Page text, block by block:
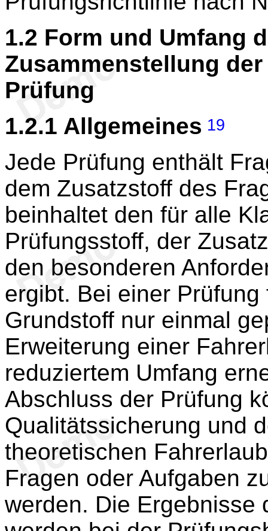
1.2 Form und Umfang
Zusammenstellung
Prüfung
1.2.1 Allgemeines 19
Jede Prüfung enthält
dem Zusatzstoff des
beinhaltet den für alle
Prüfungsstoff, der
den besonderen
ergibt. Bei einer
Grundstoff nur einmal
Erweiterung einer
reduziertem Umfang
Abschluss der Prüfung
Qualitätssicherung und
theoretischen
Fragen oder Aufgaben
werden. Die Ergebnisse